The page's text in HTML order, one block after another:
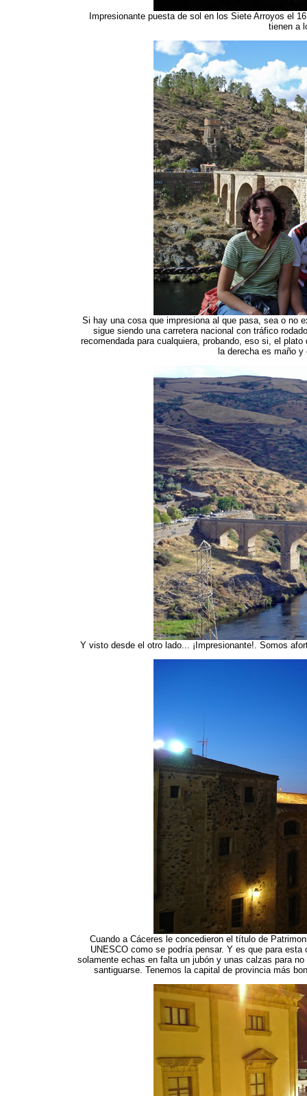
Impresionante puesta de sol en los Siete Arroyos el
tienen a
Si hay una cosa que impresiona al que pasa, sea o no
sigue siendo una carretera nacional con tráfico
recomendada para cualquiera, probando, eso si, el
la derecha es maño
Y visto desde el otro lado... ¡Impresionante!. Somos
Cuando a Cáceres le concedieron el título de
UNESCO como se podría pensar. Y es que para
solamente echas en falta un jubón y unas calzas para
santiguarse. Tenemos la capital de provincia más